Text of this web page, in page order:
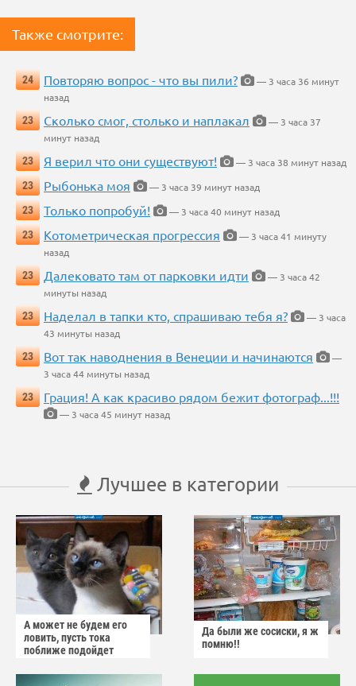
Также смотрите:
24 Повторяю вопрос - что вы пили?
— 3 часа 36 минут
назад
23
Сколько смог, столько и наплакал
— 3 часа 37
минут назад
23
Я верил что они существуют!
— 3 часа 38 минут назад
23
Рыбонька моя
— 3 часа 39 минут назад
23
Только попробуй!
— 3 часа 40 минут назад
23
Котометрическая прогрессия
— 3 часа 41 минуту
назад
23
Далековато там от парковки идти
— 3 часа 42
минуты назад
23
Наделал в тапки кто, спрашиваю тебя я?
— 3 часа
43 минуты назад
23
Вот так наводнения в Венеции и начинаются
—
3 часа 44 минуты назад
23
Грация! А как красиво рядом бежит фотограф...!!!
— 3 часа 45 минут назад
Лучшее в категории
А может не будем его
ловить, пусть тока
поближе подойдет
Да были же сосиски, я ж
помню!!